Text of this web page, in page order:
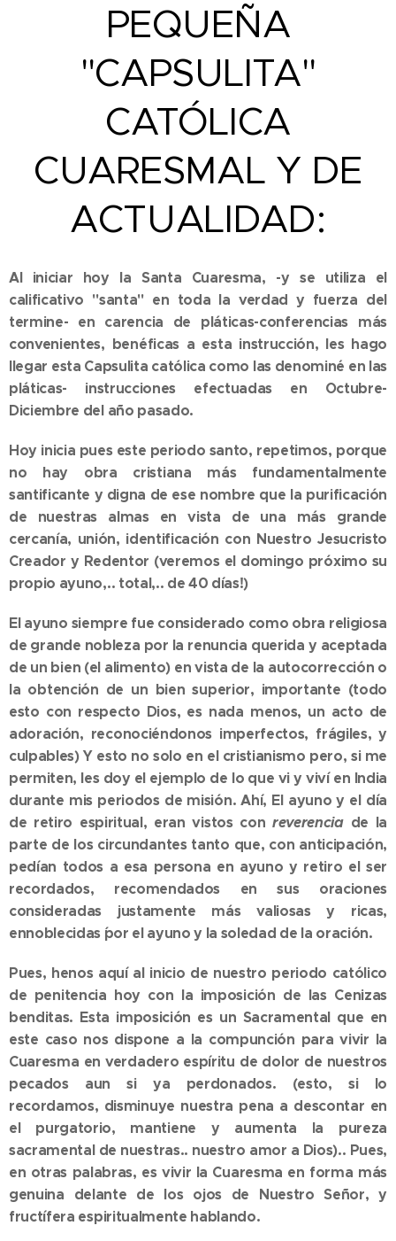
PEQUEÑA
"CAPSULITA"
CATÓLICA
CUARESMAL Y DE
ACTUALIDAD:
Al iniciar hoy la Santa Cuaresma, -y se utiliza el
calificativo "santa" en toda la verdad y fuerza del
termine- en carencia de pláticas-conferencias más
convenientes, benéficas a esta instrucción, les hago
llegar esta Capsulita católica como las denominé en las
pláticas- instrucciones efectuadas en Octubre-
Diciembre del año pasado.
Hoy inicia pues este periodo santo, repetimos, porque
no hay obra cristiana más fundamentalmente
santificante y digna de ese nombre que la purificación
de nuestras almas en vista de una más grande
cercanía, unión, identificación con Nuestro Jesucristo
Creador y Redentor (veremos el domingo próximo su
propio ayuno,.. total,.. de 40 días!)
El ayuno siempre fue considerado como obra religiosa
de grande nobleza por la renuncia querida y aceptada
de un bien (el alimento) en vista de la autocorrección o
la obtención de un bien superior, importante (todo
esto con respecto Dios, es nada menos, un acto de
adoración, reconociéndonos imperfectos, frágiles, y
culpables) Y esto no solo en el cristianismo pero, si me
permiten, les doy el ejemplo de lo que vi y viví en India
durante mis periodos de misión. Ahí, El ayuno y el día
de retiro espiritual, eran vistos conreverenciade la
parte de los circundantes tanto que, con anticipación,
pedían todos a esa persona en ayuno y retiro el ser
recordados, recomendados en sus oraciones
consideradas justamente más valiosas y ricas,
ennoblecidas ´por el ayuno y la soledad de la oración.
Pues, henos aquí al inicio de nuestro periodo católico
de penitencia hoy con la imposición de las Cenizas
benditas. Esta imposición es un Sacramental que en
este caso nos dispone a la compunción para vivir la
Cuaresma en verdadero espíritu de dolor de nuestros
pecados aun si ya perdonados. (esto, si lo
recordamos, disminuye nuestra pena a descontar en
el purgatorio, mantiene y aumenta la pureza
sacramental de nuestras.. nuestro amor a Dios).. Pues,
en otras palabras, es vivir la Cuaresma en forma más
genuina delante de los ojos de Nuestro Señor, y
fructífera espiritualmente hablando.